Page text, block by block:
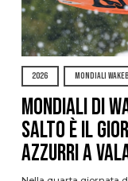
2026 MONDIALI
Mondiali di
Salto è il
azzurri a